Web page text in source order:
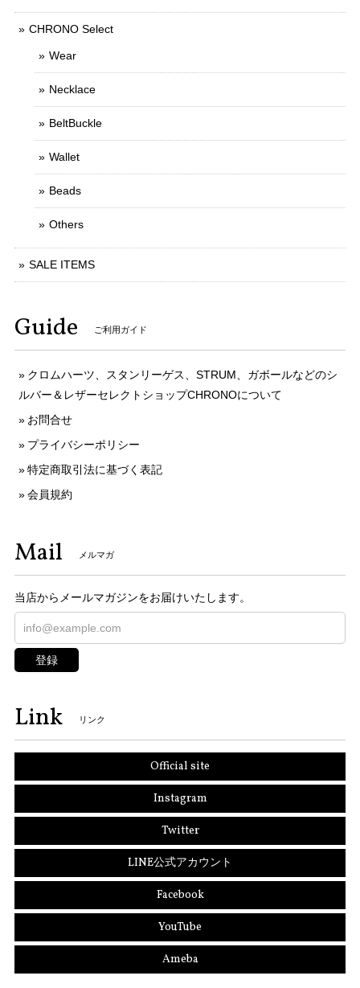
CHRONO Select
Wear
Necklace
BeltBuckle
Wallet
Beads
Others
SALE ITEMS
Guide ご利用ガイド
クロムハーツ、スタンリーゲス、STRUM、ガボールなどのシ
ルバー＆レザーセレクトショップCHRONOについて
お問合せ
プライバシーポリシー
特定商取引法に基づく表記
会員規約
Mail メルマガ
当店からメールマガジンをお届けいたします。
登録
Link リンク
Official site
Instagram
Twitter
LINE公式アカウント
Facebook
YouTube
Ameba